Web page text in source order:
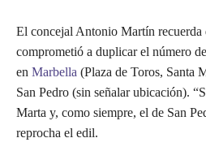
El concejal Antonio Martín recuerda
comprometió a duplicar el número
en Marbella (Plaza de Toros, Santa
San Pedro (sin señalar ubicación).
Marta y, como siempre, el de San
reprocha el edil.